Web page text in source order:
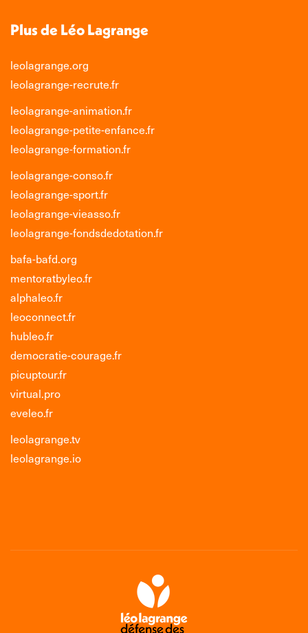
Plus de Léo Lagrange
leolagrange.org
leolagrange-recrute.fr
leolagrange-animation.fr
leolagrange-petite-enfance.fr
leolagrange-formation.fr
leolagrange-conso.fr
leolagrange-sport.fr
leolagrange-vieasso.fr
leolagrange-fondsdedotation.fr
bafa-bafd.org
mentoratbyleo.fr
alphaleo.fr
leoconnect.fr
hubleo.fr
democratie-courage.fr
picuptour.fr
virtual.pro
eveleo.fr
leolagrange.tv
leolagrange.io